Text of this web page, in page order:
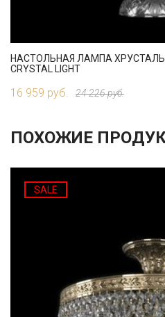
НАСТОЛЬНАЯ ЛАМПА
CRYSTAL LIGHT
16 959 руб. 24 226 руб.
ПОХОЖИЕ
SALE